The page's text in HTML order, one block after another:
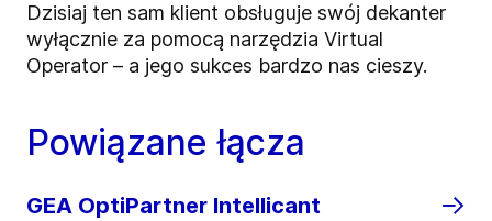
Dzisiaj ten sam klient obsługuje swój dekanter
wyłącznie za pomocą narzędzia Virtual
Operator – a jego sukces bardzo nas cieszy.
Powiązane łącza
GEA OptiPartner Intellicant